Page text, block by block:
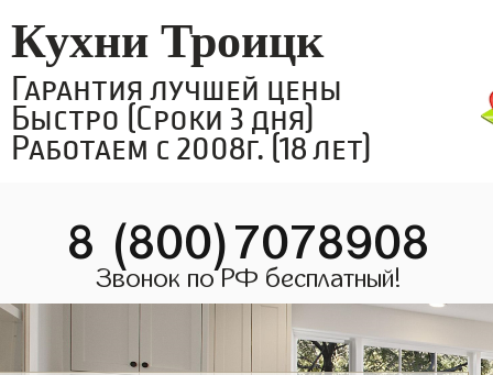
Кухни Троицк
Гарантия лучшей цены
Быстро (Сроки 3 дня)
Работаем с 2008г. (18 лет)
8 (800)7078908
Звонок по РФ бесплатный!